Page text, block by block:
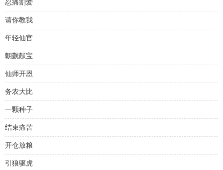
忍痛割爱
请你教我
年轻仙官
朝觐献宝
仙师开恩
务农大比
一颗种子
结束痛苦
开仓放粮
引狼驱虎